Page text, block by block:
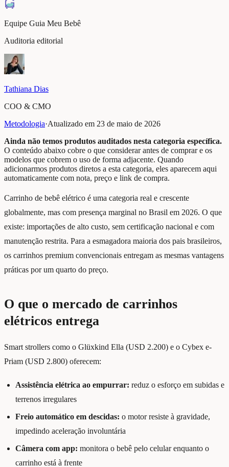
Equipe Guia Meu Bebê
Auditoria editorial
Tathiana Dias
COO & CMO
Metodologia·Atualizado em 23 de maio de 2026
Ainda não temos produtos auditados nesta categoria específica.
O conteúdo abaixo cobre o que considerar antes de comprar e os
modelos que cobrem o uso de forma adjacente. Quando
adicionarmos produtos diretos a esta categoria, eles aparecem aqui
automaticamente com nota, preço e link de compra.
Carrinho de bebê elétrico é uma categoria real e crescente
globalmente, mas com presença marginal no Brasil em 2026. O que
existe: importações de alto custo, sem certificação nacional e com
manutenção restrita. Para a esmagadora maioria dos pais brasileiros,
os carrinhos premium convencionais entregam as mesmas vantagens
práticas por um quarto do preço.
O que o mercado de carrinhos
elétricos entrega
Smart strollers como o Glüxkind Ella (USD 2.200) e o Cybex e-
Priam (USD 2.800) oferecem:
Assistência elétrica ao empurrar: reduz o esforço em subidas e
terrenos irregulares
Freio automático em descidas: o motor resiste à gravidade,
impedindo aceleração involuntária
Câmera com app: monitora o bebê pelo celular enquanto o
carrinho está à frente